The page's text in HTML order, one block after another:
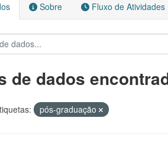
Sobre Fluxo de Atividades
de dados
pós-graduação